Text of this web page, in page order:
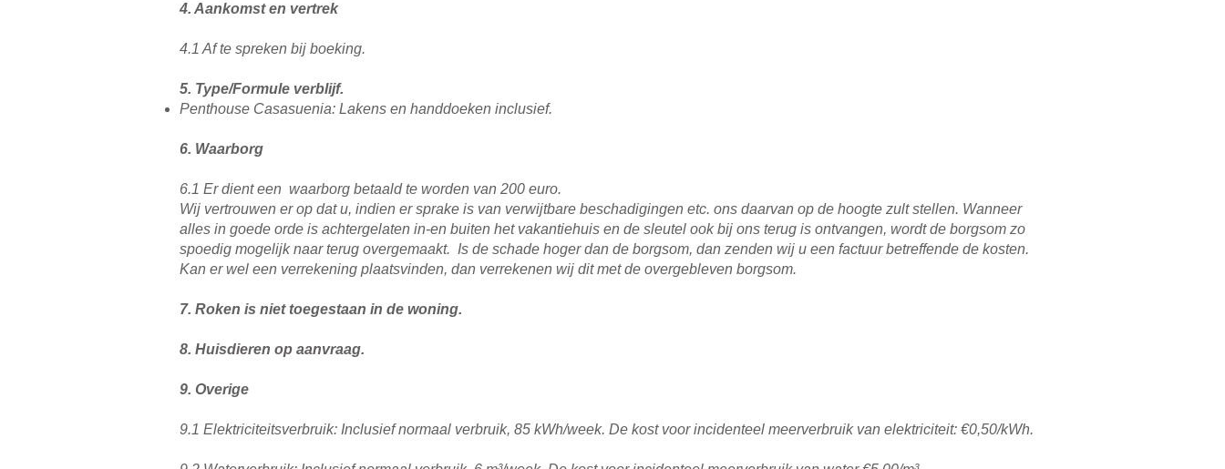
4. Aankomst en vertrek
4.1 Af te spreken bij boeking.
5. Type/Formule verblijf.
Penthouse Casasuenia: Lakens en handdoeken inclusief.
6. Waarborg
6.1 Er dient een waarborg betaald te worden van 200 euro.
Wij vertrouwen er op dat u, indien er sprake is van verwijtbare beschadigingen etc. ons daarvan op de hoogte zult stellen. Wanneer
alles in goede orde is achtergelaten in-en buiten het vakantiehuis en de sleutel ook bij ons terug is ontvangen, wordt de borgsom zo
spoedig mogelijk naar terug overgemaakt. Is de schade hoger dan de borgsom, dan zenden wij u een factuur betreffende de kosten.
Kan er wel een verrekening plaatsvinden, dan verrekenen wij dit met de overgebleven borgsom.
7. Roken is niet toegestaan in de woning.
8. Huisdieren op aanvraag.
9. Overige
9.1 Elektriciteitsverbruik: Inclusief normaal verbruik, 85 kWh/week. De kost voor incidenteel meerverbruik van elektriciteit: €0,50/kWh.